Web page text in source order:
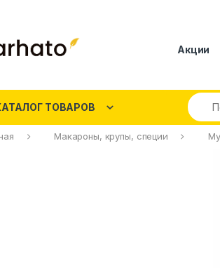
Акции
ТОВАРОВ
Макароны, крупы, специи